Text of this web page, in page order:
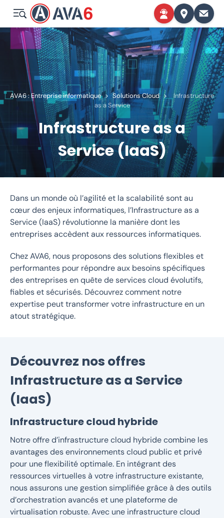
AVA6 : Entreprise informatique > Solutions Cloud > Infrastructure
as a Service
Infrastructure as a
Service (IaaS)
Dans un monde où l’agilité et la scalabilité sont au
cœur des enjeux informatiques, l’Infrastructure as a
Service (IaaS) révolutionne la manière dont les
entreprises accèdent aux ressources informatiques.
Chez AVA6, nous proposons des solutions flexibles et
performantes pour répondre aux besoins spécifiques
des entreprises en quête de services cloud évolutifs,
fiables et sécurisés. Découvrez comment notre
expertise peut transformer votre infrastructure en un
atout stratégique.
Découvrez nos offres
Infrastructure as a Service
(IaaS)
Infrastructure cloud hybride
Notre offre d’infrastructure cloud hybride combine les
avantages des environnements cloud public et privé
pour une flexibilité optimale. En intégrant des
ressources virtuelles à votre infrastructure existante,
nous assurons une gestion simplifiée grâce à des outils
d’orchestration avancés et une plateforme de
virtualisation robuste. Avec une infrastructure cloud